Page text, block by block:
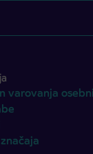
varovanja